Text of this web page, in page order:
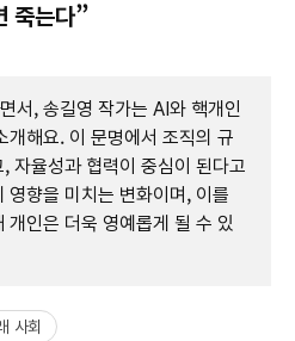
죽는다”
서, 송길영 작가는 AI와 핵개인
개해요. 이 문명에서 조직의 규
자율성과 협력이 중심이 된다고
영향을 미치는 변화이며, 이를
개인은 더욱 영예롭게 될 수 있
사회